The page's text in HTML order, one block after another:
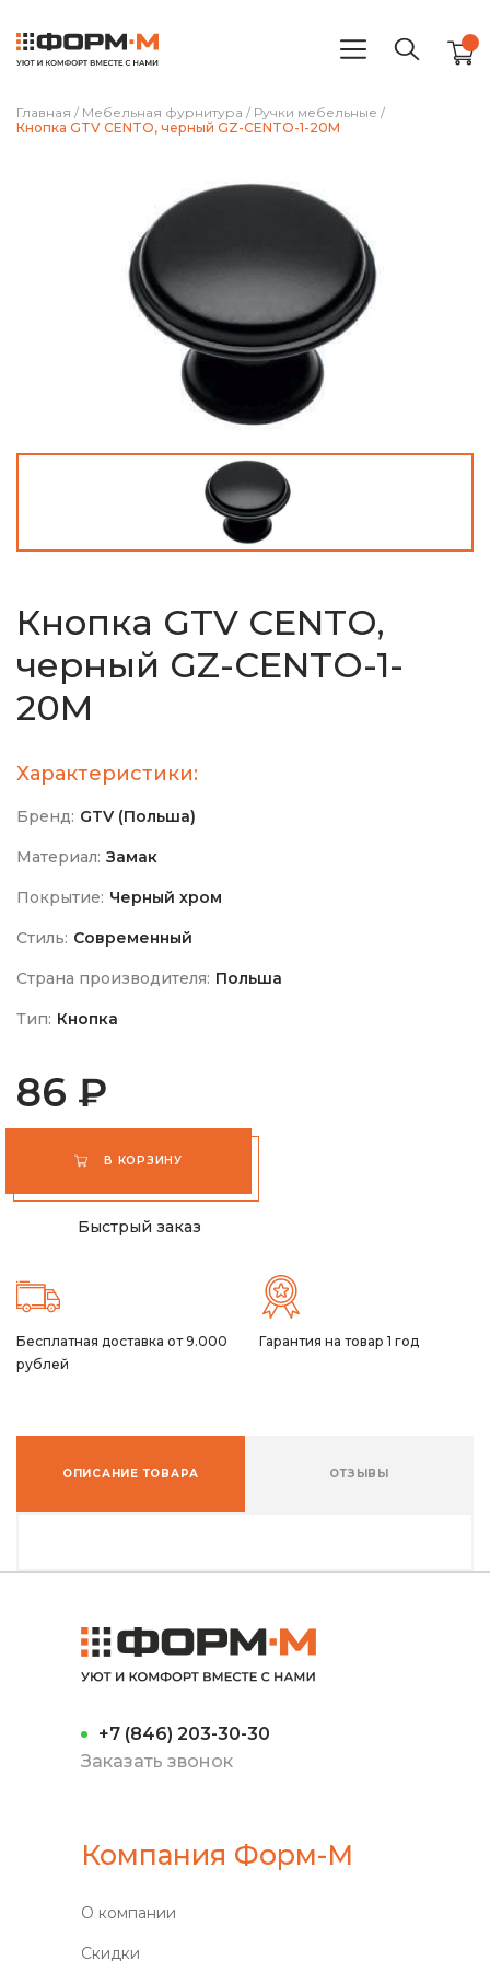
Главная / Мебельная фурнитура / Ручки мебельные /
Кнопка GTV CENTO, черный GZ-CENTO-1-20M
Кнопка GTV CENTO,
черный GZ-CENTO-1-
20M
Характеристики:
Бренд: GTV (Польша)
Материал: Замак
Покрытие: Черный хром
Стиль: Современный
Страна производителя: Польша
Тип: Кнопка
86 ₽
В КОРЗИНУ
Быстрый заказ
Бесплатная доставка от 9.000
рублей
Гарантия на товар 1 год
ОПИСАНИЕ ТОВАРА ОТЗЫВЫ
+7 (846) 203-30-30
Заказать звонок
Компания Форм-М
О компании
Скидки